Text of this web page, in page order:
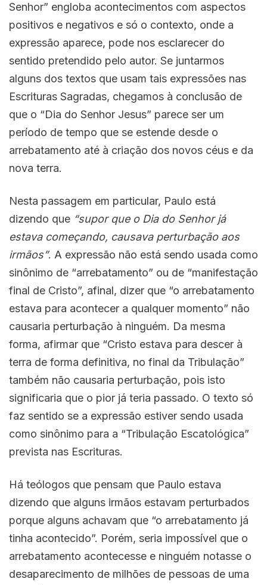
Senhor” engloba acontecimentos com aspectos
positivos e negativos e só o contexto, onde a
expressão aparece, pode nos esclarecer do
sentido pretendido pelo autor. Se juntarmos
alguns dos textos que usam tais expressões nas
Escrituras Sagradas, chegamos à conclusão de
que o “Dia do Senhor Jesus” parece ser um
período de tempo que se estende desde o
arrebatamento até à criação dos novos céus e da
nova terra.
Nesta passagem em particular, Paulo está
dizendo que “supor que o Dia do Senhor já
estava começando, causava perturbação aos
irmãos”. A expressão não está sendo usada como
sinônimo de “arrebatamento” ou de “manifestação
final de Cristo”, afinal, dizer que “o arrebatamento
estava para acontecer a qualquer momento” não
causaria perturbação à ninguém. Da mesma
forma, afirmar que “Cristo estava para descer à
terra de forma definitiva, no final da Tribulação”
também não causaria perturbação, pois isto
significaria que o pior já teria passado. O texto só
faz sentido se a expressão estiver sendo usada
como sinônimo para a “Tribulação Escatológica”
prevista nas Escrituras.
Há teólogos que pensam que Paulo estava
dizendo que alguns irmãos estavam perturbados
porque alguns achavam que “o arrebatamento já
tinha acontecido”. Porém, seria impossível que o
arrebatamento acontecesse e ninguém notasse o
desaparecimento de milhões de pessoas de uma